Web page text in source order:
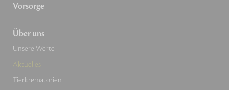
Vorsorge
Über uns
Unsere Werte
Aktuelles
Tierkrematorien